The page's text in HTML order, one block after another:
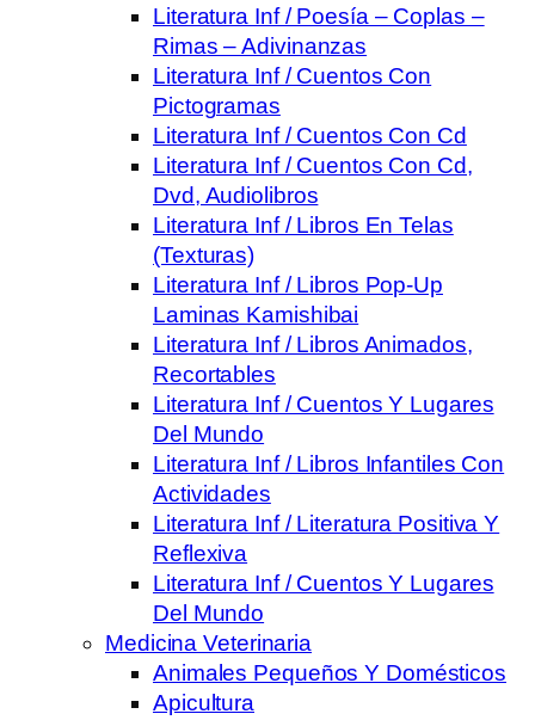
Literatura Inf / Poesía – Coplas –
Rimas – Adivinanzas
Literatura Inf / Cuentos Con
Pictogramas
Literatura Inf / Cuentos Con Cd
Literatura Inf / Cuentos Con Cd,
Dvd, Audiolibros
Literatura Inf / Libros En Telas
(Texturas)
Literatura Inf / Libros Pop-Up
Laminas Kamishibai
Literatura Inf / Libros Animados,
Recortables
Literatura Inf / Cuentos Y Lugares
Del Mundo
Literatura Inf / Libros Infantiles Con
Actividades
Literatura Inf / Literatura Positiva Y
Reflexiva
Literatura Inf / Cuentos Y Lugares
Del Mundo
Medicina Veterinaria
Animales Pequeños Y Domésticos
Apicultura